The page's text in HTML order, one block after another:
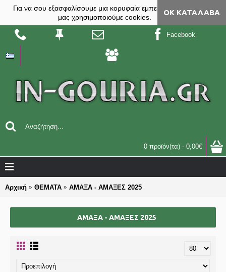
Για να σου εξασφαλίσουμε μια κορυφαία εμπειρία, στο site
μας χρησιμοποιούμε cookies.
ΟΚ ΚΑΤΆΛΑΒΑ
Facebook
0 προϊόν(τα) - 0,00€
Αρχική ΘΕΜΑΤΑ ΑΜΑΞΑ - ΑΜΑΞΕΣ 2025
ΑΜΑΞΑ - ΑΜΑΞΕΣ 2025